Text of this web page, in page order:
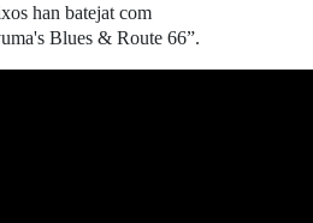
han batejat com
Blues & Route 66”.